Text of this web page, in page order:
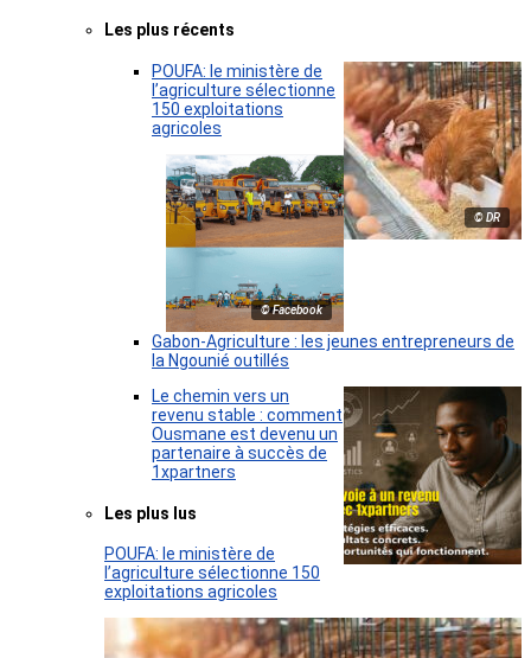
Les plus récents
© DR
POUFA: le ministère de
l’agriculture sélectionne
150 exploitations
agricoles
© Facebook
Gabon-Agriculture : les jeunes entrepreneurs de
la Ngounié outillés
Le chemin vers un
revenu stable : comment
Ousmane est devenu un
partenaire à succès de
1xpartners
Les plus lus
POUFA: le ministère de
l’agriculture sélectionne 150
exploitations agricoles